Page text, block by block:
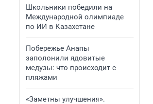
Школьники победили на
Международной олимпиаде
по ИИ в Казахстане
Побережье Анапы
заполонили ядовитые
медузы: что происходит с
пляжами
«Заметны улучшения».